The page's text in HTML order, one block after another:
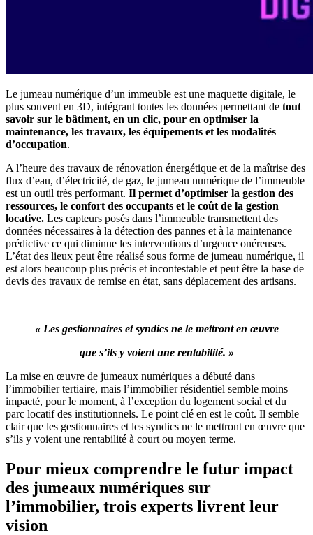
Le jumeau numérique d’un immeuble est une maquette digitale, le
plus souvent en 3D, intégrant toutes les données permettant de tout
savoir sur le bâtiment, en un clic, pour en optimiser la
maintenance, les travaux, les équipements et les modalités
d’occupation.
A l’heure des travaux de rénovation énergétique et de la maîtrise des
flux d’eau, d’électricité, de gaz, le jumeau numérique de l’immeuble
est un outil très performant. Il permet d’optimiser la gestion des
ressources, le confort des occupants et le coût de la gestion
locative. Les capteurs posés dans l’immeuble transmettent des
données nécessaires à la détection des pannes et à la maintenance
prédictive ce qui diminue les interventions d’urgence onéreuses.
L’état des lieux peut être réalisé sous forme de jumeau numérique, il
est alors beaucoup plus précis et incontestable et peut être la base de
devis des travaux de remise en état, sans déplacement des artisans.
« Les gestionnaires et syndics ne le mettront en œuvre
que s’ils y voient une rentabilité. »
La mise en œuvre de jumeaux numériques a débuté dans
l’immobilier tertiaire, mais l’immobilier résidentiel semble moins
impacté, pour le moment, à l’exception du logement social et du
parc locatif des institutionnels. Le point clé en est le coût. Il semble
clair que les gestionnaires et les syndics ne le mettront en œuvre que
s’ils y voient une rentabilité à court ou moyen terme.
Pour mieux comprendre le futur impact
des jumeaux numériques sur
l’immobilier, trois experts livrent leur
vision